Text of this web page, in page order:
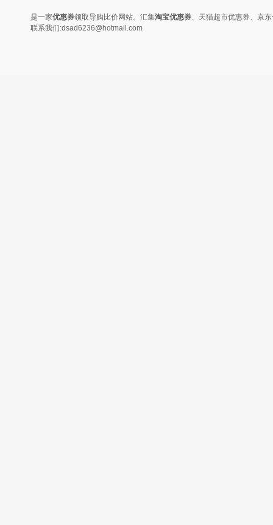
是一家优惠券领取导购比价网站。汇集淘宝优惠券、天猫超市优惠券、京
联系我们:dsad6236@hotmail.com